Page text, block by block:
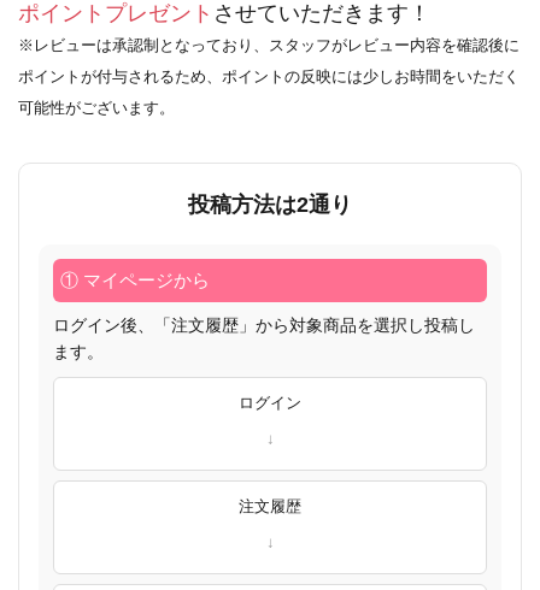
ポイントプレゼント させていただきます！
※レビューは承認制となっており、スタッフがレビュー内容を確認後に
ポイントが付与されるため、ポイントの反映には少しお時間をいただく
可能性がございます。
投稿方法は2通り
① マイページから
ログイン後、「注文履歴」から対象商品を選択し投稿し
ます。
ログイン
注文履歴